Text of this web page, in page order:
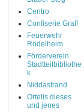
Centro
Confiserie Graff
Feuerwehr
Rödelheim
Förderverein
Stadtteilbibliothe
k
Niddastrand
Ortells dieses
und jenes